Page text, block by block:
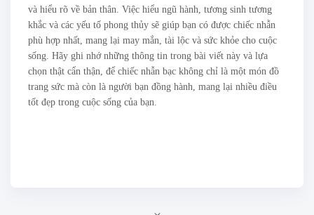
và hiểu rõ về bản thân. Việc hiểu ngũ hành, tương sinh tương
khắc và các yếu tố phong thủy sẽ giúp bạn có được chiếc nhẫn
phù hợp nhất, mang lại may mắn, tài lộc và sức khỏe cho cuộc
sống. Hãy ghi nhớ những thông tin trong bài viết này và lựa
chọn thật cẩn thận, để chiếc nhẫn bạc không chỉ là một món đồ
trang sức mà còn là người bạn đồng hành, mang lại nhiều điều
tốt đẹp trong cuộc sống của bạn.